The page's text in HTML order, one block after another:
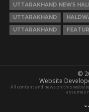
UTTARAKHAND NEWS
UTTARAKHAND
UTTARAKHAND
©
Website
All content and news on this
assumes